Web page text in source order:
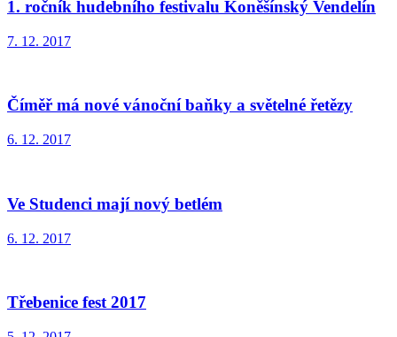
1. ročník hudebního festivalu Koněšínský Vendelín
7. 12. 2017
Číměř má nové vánoční baňky a světelné řetězy
6. 12. 2017
Ve Studenci mají nový betlém
6. 12. 2017
Třebenice fest 2017